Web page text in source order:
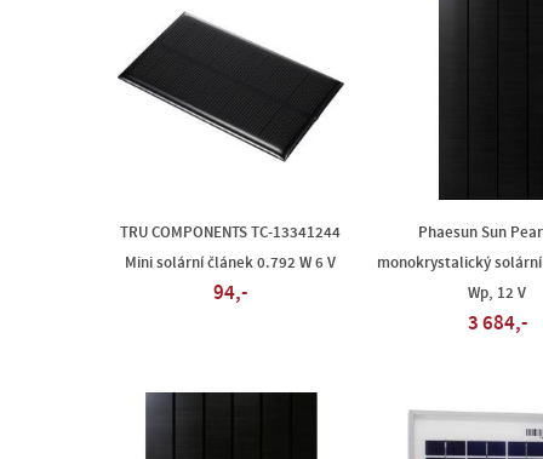
TRU COMPONENTS TC-13341244
Mini solární článek 0.792 W 6 V
94,-
Phaesun Sun
monokrystalický
Wp, 12 V
3 684,-